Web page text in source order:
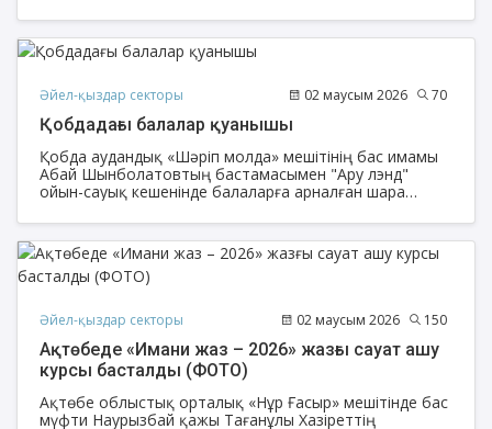
Әйел-қыздар секторы 02 маусым 2026 70
Қобдадағы балалар қуанышы
Қобда аудандық «Шәріп молда» мешітінің бас имамы
Абай Шынболатовтың бастамасымен "Ару лэнд"
ойын-сауық кешенінде балаларға арналған шара
Әйел-қыздар секторы 02 маусым 2026 150
Ақтөбеде «Имани жаз – 2026» жазғы сауат ашу
курсы басталды (ФОТО)
Ақтөбе облыстық орталық «Нұр Ғасыр» мешітінде бас
мүфти Наурызбай қажы Тағанұлы Хазіреттің